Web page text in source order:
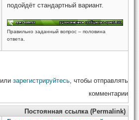
подойдёт стандартный вариант.
Правильно заданный вопрос – половина
ответа.
или зарегистрируйтесь , чтобы отправлять
комментарии
Постоянная ссылка (Permalink)